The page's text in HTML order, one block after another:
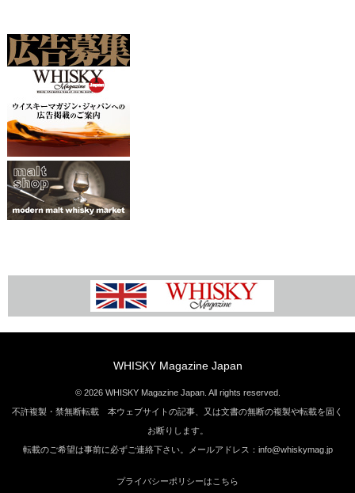
WHISKY Magazine Japan
© 2026 WHISKY Magazine Japan. All rights reserved.
不許複製・禁無断転載 本ウェブサイトの記事、又は文書の無断の複製や転載を固く
お断りします。
転載のご希望は事前に必ずご連絡下さい。メールアドレス：info@whiskymag.jp
プライバシーポリシーはこちら